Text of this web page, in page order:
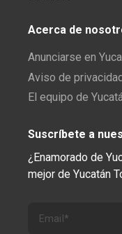
Acerca de
Anunciarse en
Aviso de
El equipo de
Suscríbete a
¿Enamorado de
mejor de Yucatán